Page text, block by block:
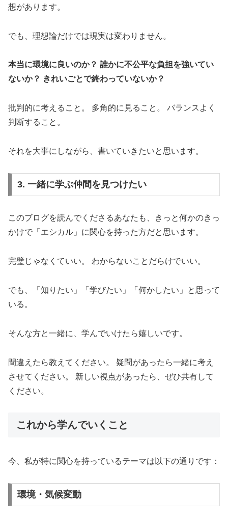
想があります。
でも、理想論だけでは現実は変わりません。
本当に環境に良いのか？ 誰かに不公平な負担を強いてい
ないか？ きれいごとで終わっていないか？
批判的に考えること。 多角的に見ること。 バランスよく
判断すること。
それを大事にしながら、書いていきたいと思います。
3. 一緒に学ぶ仲間を見つけたい
このブログを読んでくださるあなたも、きっと何かのきっ
かけで「エシカル」に関心を持った方だと思います。
完璧じゃなくていい。 わからないことだらけでいい。
でも、「知りたい」「学びたい」「何かしたい」と思って
いる。
そんな方と一緒に、学んでいけたら嬉しいです。
間違えたら教えてください。 疑問があったら一緒に考え
させてください。 新しい視点があったら、ぜひ共有して
ください。
これから学んでいくこと
今、私が特に関心を持っているテーマは以下の通りです：
環境・気候変動